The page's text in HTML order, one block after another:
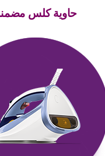
حاوية كلس مضمنة